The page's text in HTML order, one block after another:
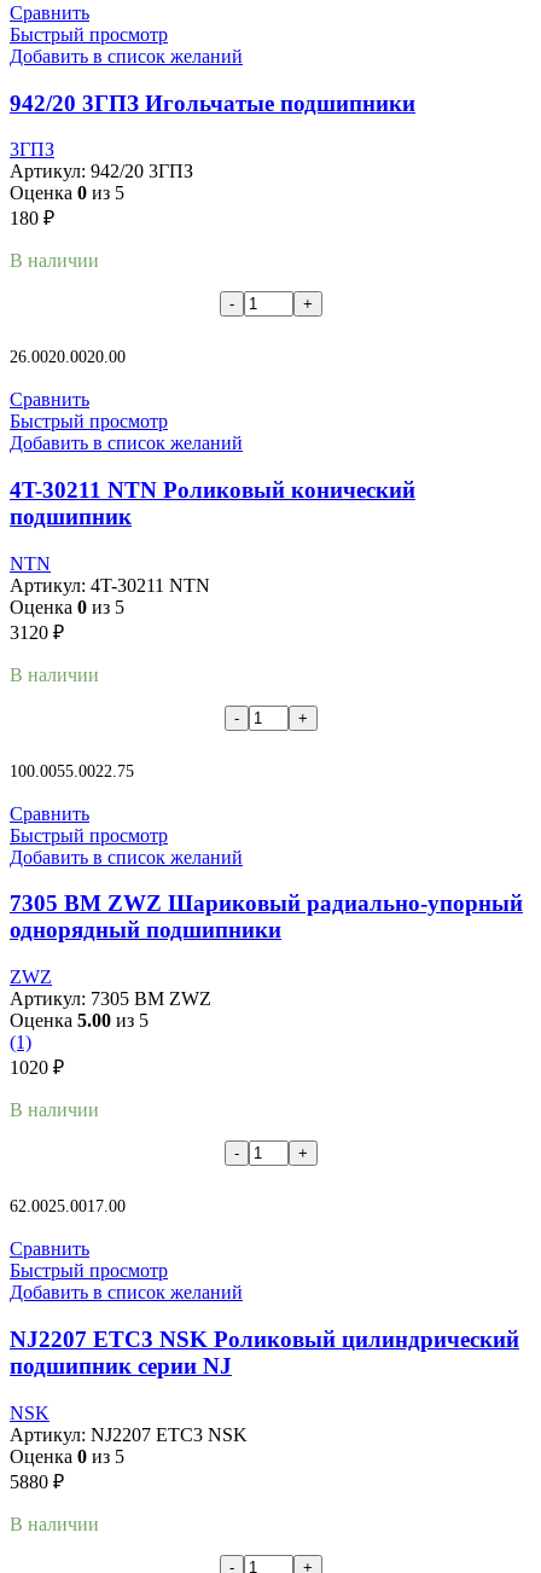
Сравнить
Быстрый просмотр
Добавить в список желаний
942/20 3ГПЗ Игольчатые подшипники
3ГПЗ
Артикул: 942/20 3ГПЗ
Оценка 0 из 5
180 ₽
В наличии
26.0020.0020.00
Сравнить
Быстрый просмотр
Добавить в список желаний
4T-30211 NTN Роликовый конический
подшипник
NTN
Артикул: 4T-30211 NTN
Оценка 0 из 5
3120 ₽
В наличии
100.0055.0022.75
Сравнить
Быстрый просмотр
Добавить в список желаний
7305 BM ZWZ Шариковый радиально-упорный
однорядный подшипники
ZWZ
Артикул: 7305 BM ZWZ
Оценка 5.00 из 5
(1)
1020 ₽
В наличии
62.0025.0017.00
Сравнить
Быстрый просмотр
Добавить в список желаний
NJ2207 ETC3 NSK Роликовый цилиндрический
подшипник серии NJ
NSK
Артикул: NJ2207 ETC3 NSK
Оценка 0 из 5
5880 ₽
В наличии